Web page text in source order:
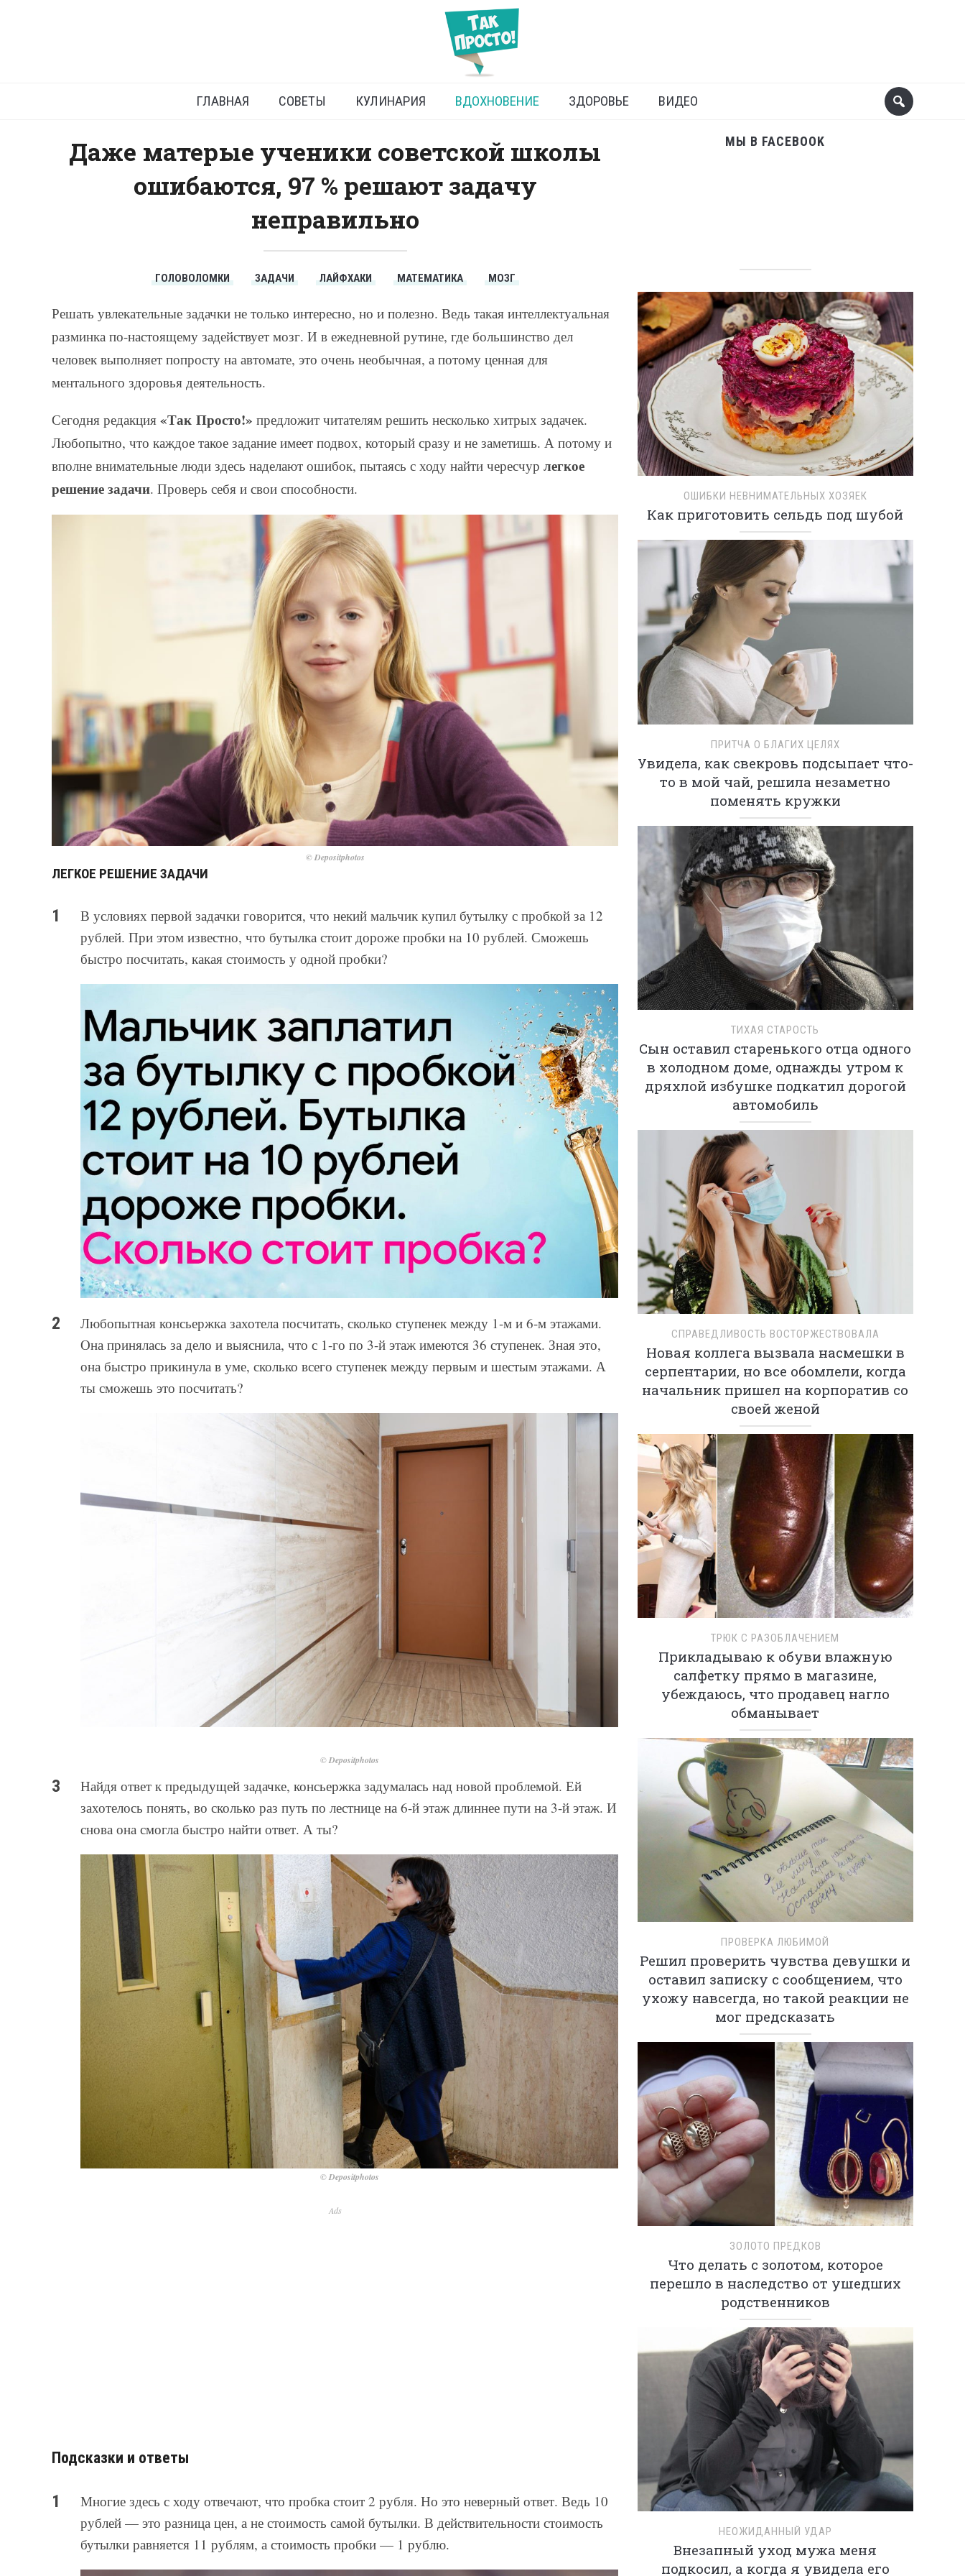
Легкое решение задачи
ГЛАВНАЯ СОВЕТЫ КУЛИНАРИЯ ВДОХНОВЕНИЕ ЗДОРОВЬЕ ВИДЕО
Даже матерые ученики советской школы
ошибаются, 97 % решают задачу
неправильно
ГОЛОВОЛОМКИ ЗАДАЧИ ЛАЙФХАКИ МАТЕМАТИКА МОЗГ
Решать увлекательные задачки не только интересно, но и полезно. Ведь такая интеллектуальная
разминка по-настоящему задействует мозг. И в ежедневной рутине, где большинство дел
человек выполняет попросту на автомате, это очень необычная, а потому ценная для
ментального здоровья деятельность.
Сегодня редакция «Так Просто!» предложит читателям решить несколько хитрых задачек.
Любопытно, что каждое такое задание имеет подвох, который сразу и не заметишь. А потому и
вполне внимательные люди здесь наделают ошибок, пытаясь с ходу найти чересчур легкое
решение задачи. Проверь себя и свои способности.
© Depositphotos
ЛЕГКОЕ РЕШЕНИЕ ЗАДАЧИ
В условиях первой задачки говорится, что некий мальчик купил бутылку с пробкой за 12
рублей. При этом известно, что бутылка стоит дороже пробки на 10 рублей. Сможешь
быстро посчитать, какая стоимость у одной пробки?
Любопытная консьержка захотела посчитать, сколько ступенек между 1-м и 6-м этажами.
Она принялась за дело и выяснила, что с 1-го по 3-й этаж имеются 36 ступенек. Зная это,
она быстро прикинула в уме, сколько всего ступенек между первым и шестым этажами. А
ты сможешь это посчитать?
© Depositphotos
Найдя ответ к предыдущей задачке, консьержка задумалась над новой проблемой. Ей
захотелось понять, во сколько раз путь по лестнице на 6-й этаж длиннее пути на 3-й этаж. И
снова она смогла быстро найти ответ. А ты?
© Depositphotos
Ads
Подсказки и ответы
Многие здесь с ходу отвечают, что пробка стоит 2 рубля. Но это неверный ответ. Ведь 10
рублей — это разница цен, а не стоимость самой бутылки. В действительности стоимость
бутылки равняется 11 рублям, а стоимость пробки — 1 рублю.
МЫ В FACEBOOK
ОШИБКИ НЕВНИМАТЕЛЬНЫХ ХОЗЯЕК
Как приготовить сельдь под шубой
ПРИТЧА О БЛАГИХ ЦЕЛЯХ
Увидела, как свекровь подсыпает что-
то в мой чай, решила незаметно
поменять кружки
ТИХАЯ СТАРОСТЬ
Сын оставил старенького отца одного
в холодном доме, однажды утром к
дряхлой избушке подкатил дорогой
автомобиль
СПРАВЕДЛИВОСТЬ ВОСТОРЖЕСТВОВАЛА
Новая коллега вызвала насмешки в
серпентарии, но все обомлели, когда
начальник пришел на корпоратив со
своей женой
ТРЮК С РАЗОБЛАЧЕНИЕМ
Прикладываю к обуви влажную
салфетку прямо в магазине,
убеждаюсь, что продавец нагло
обманывает
ПРОВЕРКА ЛЮБИМОЙ
Решил проверить чувства девушки и
оставил записку с сообщением, что
ухожу навсегда, но такой реакции не
мог предсказать
ЗОЛОТО ПРЕДКОВ
Что делать с золотом, которое
перешло в наследство от ушедших
родственников
НЕОЖИДАННЫЙ УДАР
Внезапный уход мужа меня
подкосил, а когда я увидела его